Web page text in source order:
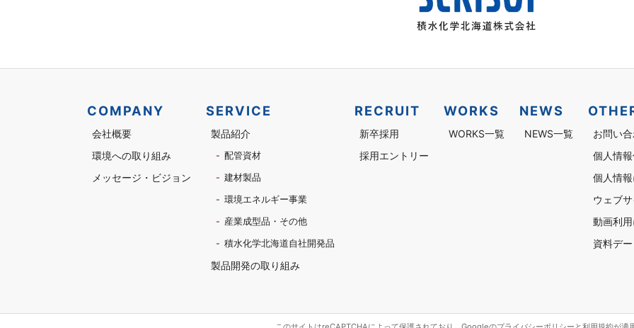
COMPANY
会社概要
環境への取り組み
メッセージ・ビジョン
SERVICE
製品紹介
配管資材
建材製品
環境エネルギー事業
産業成型品・その他
積水化学北海道自社開発品
製品開発の取り組み
RECRUIT
新卒採用
採用エントリー
WORKS
WORKS一覧
NEWS
NEWS一覧
お問い
個人情
個人情
ウェブ
動画利
資料デ